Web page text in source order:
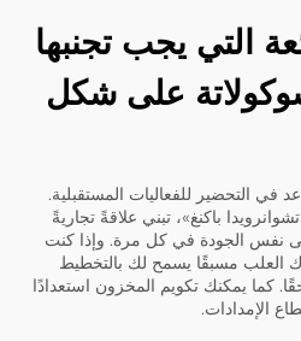
التي يجب تجنبها
على شكل
في التحضير للفعاليات المستقبلية.
باكنغ»، تبني علاقةً تجاريةً
نفس الجودة في كل مرة. وإذا كنت
العلب مسبقًا يسمح لك بالتخطيط
كما يمكنك تكويم المخزون استعدادًا
الإمدادات.